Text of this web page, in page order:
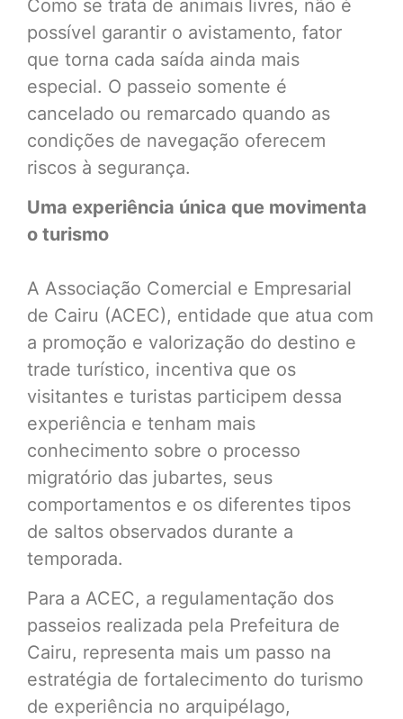
Como se trata de animais livres, não é
possível garantir o avistamento, fator
que torna cada saída ainda mais
especial. O passeio somente é
cancelado ou remarcado quando as
condições de navegação oferecem
riscos à segurança.
Uma experiência única que movimenta
o turismo
A Associação Comercial e Empresarial
de Cairu (ACEC), entidade que atua com
a promoção e valorização do destino e
trade turístico, incentiva que os
visitantes e turistas participem dessa
experiência e tenham mais
conhecimento sobre o processo
migratório das jubartes, seus
comportamentos e os diferentes tipos
de saltos observados durante a
temporada.
Para a ACEC, a regulamentação dos
passeios realizada pela Prefeitura de
Cairu, representa mais um passo na
estratégia de fortalecimento do turismo
de experiência no arquipélago,